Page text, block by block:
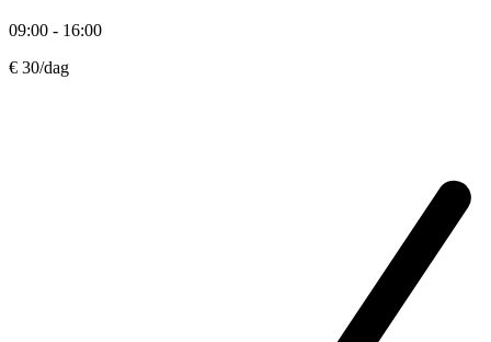
09:00 - 16:00
€ 30/dag